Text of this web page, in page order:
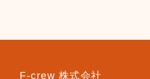
F-crew 株式会社